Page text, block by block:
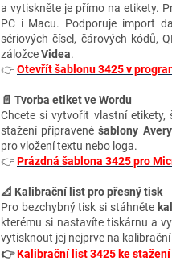
a vytiskněte je přímo na etikety.
PC i Macu. Podporuje import
sériových čísel, čárových kódů,
záložceVidea.
👉Otevřít šablonu 3425 v
📄 Tvorba etiket ve Wordu
Chcete si vytvořit vlastní etikety,
stažení připravenéšablony
pro vložení textu nebo loga.
👉Prázdná šablona 3425 pro
📐 Kalibrační list pro přesný tisk
Pro bezchybný tisk si stáhněte
kterému si nastavíte tiskárnu a
vytisknout jej nejprve na
👉Kalibrační list 3425 ke stažení